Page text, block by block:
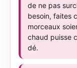
de ne pas
besoin, faites
morceaux
chaud puisse
dé.